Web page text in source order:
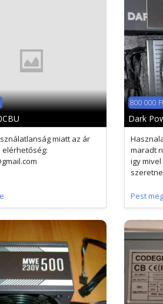
miatt az ár
800 000
Dark
maradt
igy
Pest